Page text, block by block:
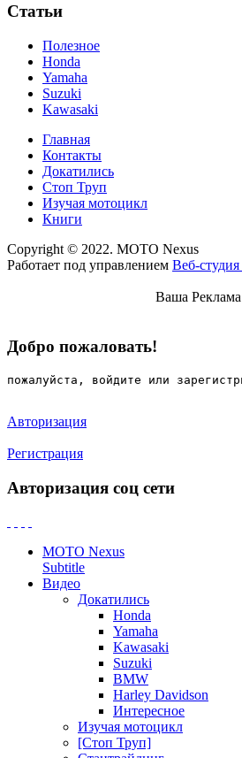
Статьи
Полезное
Honda
Yamaha
Suzuki
Kawasaki
Главная
Контакты
Докатились
Стоп Труп
Изучая мотоцикл
Книги
Copyright © 2022. MOTO Nexus
Работает под управлением Веб-
Ваша Реклама
Добро пожаловать!
пожалуйста, войдите или
Авторизация
Регистрация
Авторизация соц сети
MOTO Nexus
Subtitle
Видео
Докатились
Honda
Yamaha
Kawasaki
Suzuki
BMW
Harley Davidson
Интересное
Изучая мотоцикл
[Стоп Труп]